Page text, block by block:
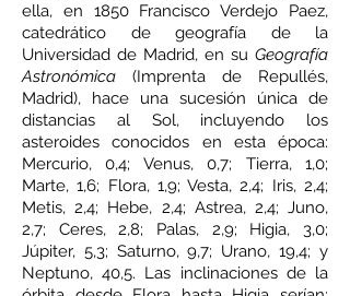
ella, en 1850 Francisco Verdejo Paez,
catedrático de geografía de la
Universidad de Madrid, en su Geografía
Astronómica (Imprenta de Repullés,
Madrid), hace una sucesión única de
distancias al Sol, incluyendo los
asteroides conocidos en esta época:
Mercurio, 0,4; Venus, 0,7; Tierra, 1,0;
Marte, 1,6; Flora, 1,9; Vesta, 2,4; Iris, 2,4;
Metis, 2,4; Hebe, 2,4; Astrea, 2,4; Juno,
2,7; Ceres, 2,8; Palas, 2,9; Higia, 3,0;
Júpiter, 5,3; Saturno, 9,7; Urano, 19,4; y
Neptuno, 40,5. Las inclinaciones de la